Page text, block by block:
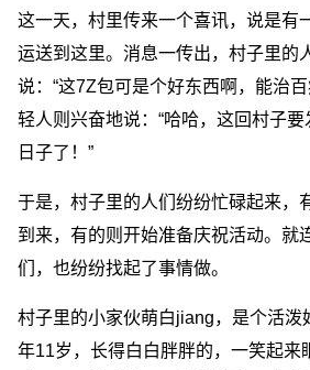
这一天，村里传来一个喜讯，说是有
运送到这里。消息一传出，村子里的
说：“这7Z包可是个好东西啊，能治
轻人则兴奋地说：“哈哈，这回村子
日子了！”
于是，村子里的人们纷纷忙碌起来，
到来，有的则开始准备庆祝活动。就
们，也纷纷找起了事情做。
村子里的小家伙萌白jiang，是个活泼
年11岁，长得白白胖胖的，一笑起来